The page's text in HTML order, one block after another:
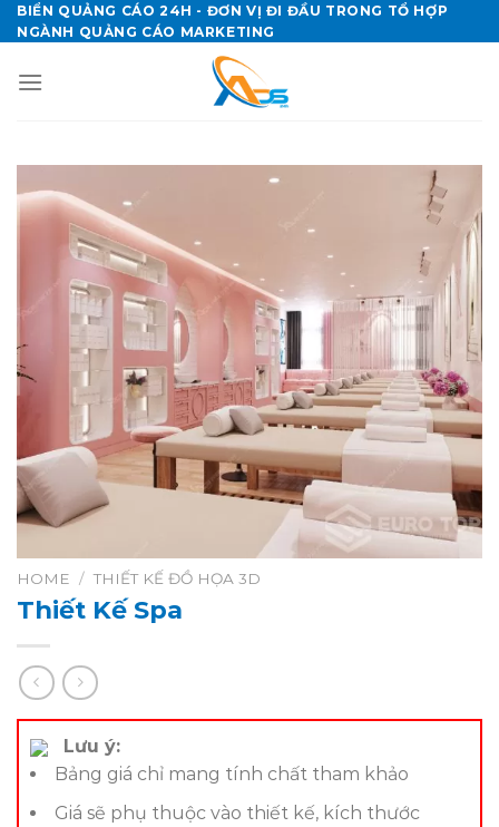
Skip
to
BIỂN QUẢNG CÁO 24H - ĐƠN VỊ ĐI ĐẦU TRONG TỔ HỢP
NGÀNH QUẢNG CÁO MARKETING
HOME / THIẾT KẾ ĐỒ HỌA 3D
Thiết Kế Spa
Lưu ý:
Bảng giá chỉ mang tính chất tham khảo
Giá sẽ phụ thuộc vào thiết kế, kích thước